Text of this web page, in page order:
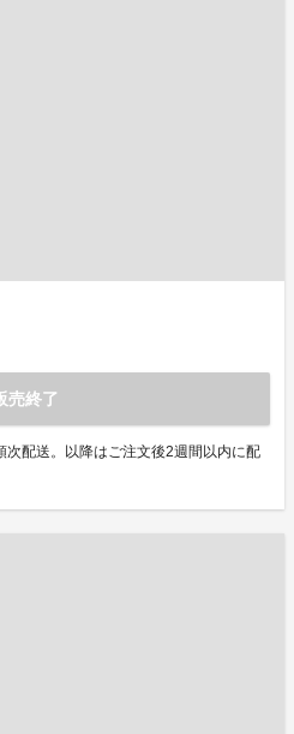
売終了
配送。以降はご注文後2週間以内に配